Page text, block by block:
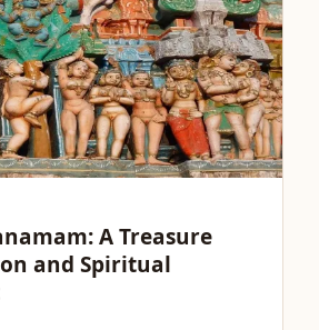
A Treasure
and Spiritual